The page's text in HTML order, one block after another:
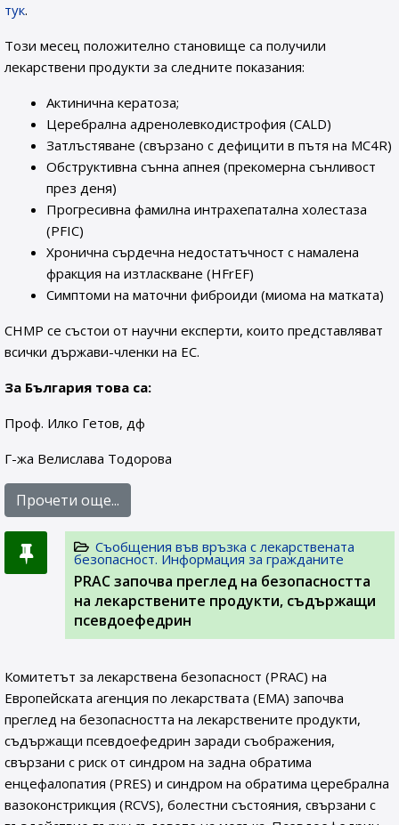
тук.
Този месец положително становище са получили
лекарствени продукти за следните показания:
Актинична кератоза;
Церебрална адренолевкодистрофия (CALD)
Затлъстяване (свързано с дефицити в пътя на MC4R)
Обструктивна сънна апнея (прекомерна сънливост
през деня)
Прогресивна фамилна интрахепатална холестаза
(PFIC)
Хронична сърдечна недостатъчност с намалена
фракция на изтласкване (HFrEF)
Симптоми на маточни фиброиди (миома на матката)
CHMP се състои от научни експерти, които представляват
всички държави-членки на ЕС.
За България това са:
Проф. Илко Гетов, дф
Г-жа Велислава Тодорова
Прочети още...
Съобщения във връзка с лекарствената
безопасност. Информация за гражданите
PRAC започва преглед на безопасността
на лекарствените продукти, съдържащи
псевдоефедрин
Комитетът за лекарствена безопасност (PRAC) на
Европейската агенция по лекарствата (ЕМА) започва
преглед на безопасността на лекарствените продукти,
съдържащи псевдоефедрин заради съображения,
свързани с риск от синдром на задна обратима
енцефалопатия (PRES) и синдром на обратима церебрална
вазоконстрикция (RCVS), болестни състояния, свързани с